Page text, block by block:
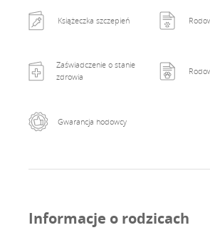
Książeczka szczepień
Zaświadczenie o stanie
zdrowia
Gwarancja hodowcy
Informacje o rodzicach